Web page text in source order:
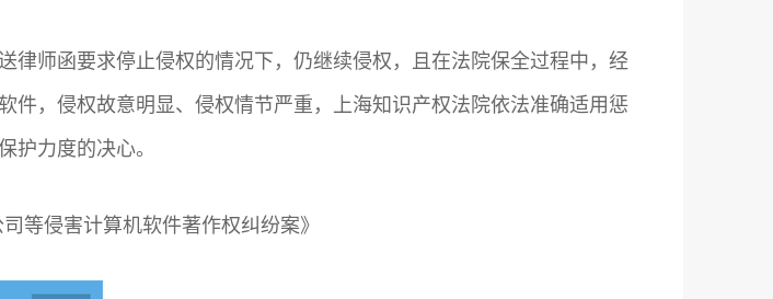
师函要求停止侵权的情况下，仍继续侵权，且在法院保全过程中，经
件，侵权故意明显、侵权情节严重，上海知识产权法院依法准确适用惩
护力度的决心。
等侵害计算机软件著作权纠纷案》